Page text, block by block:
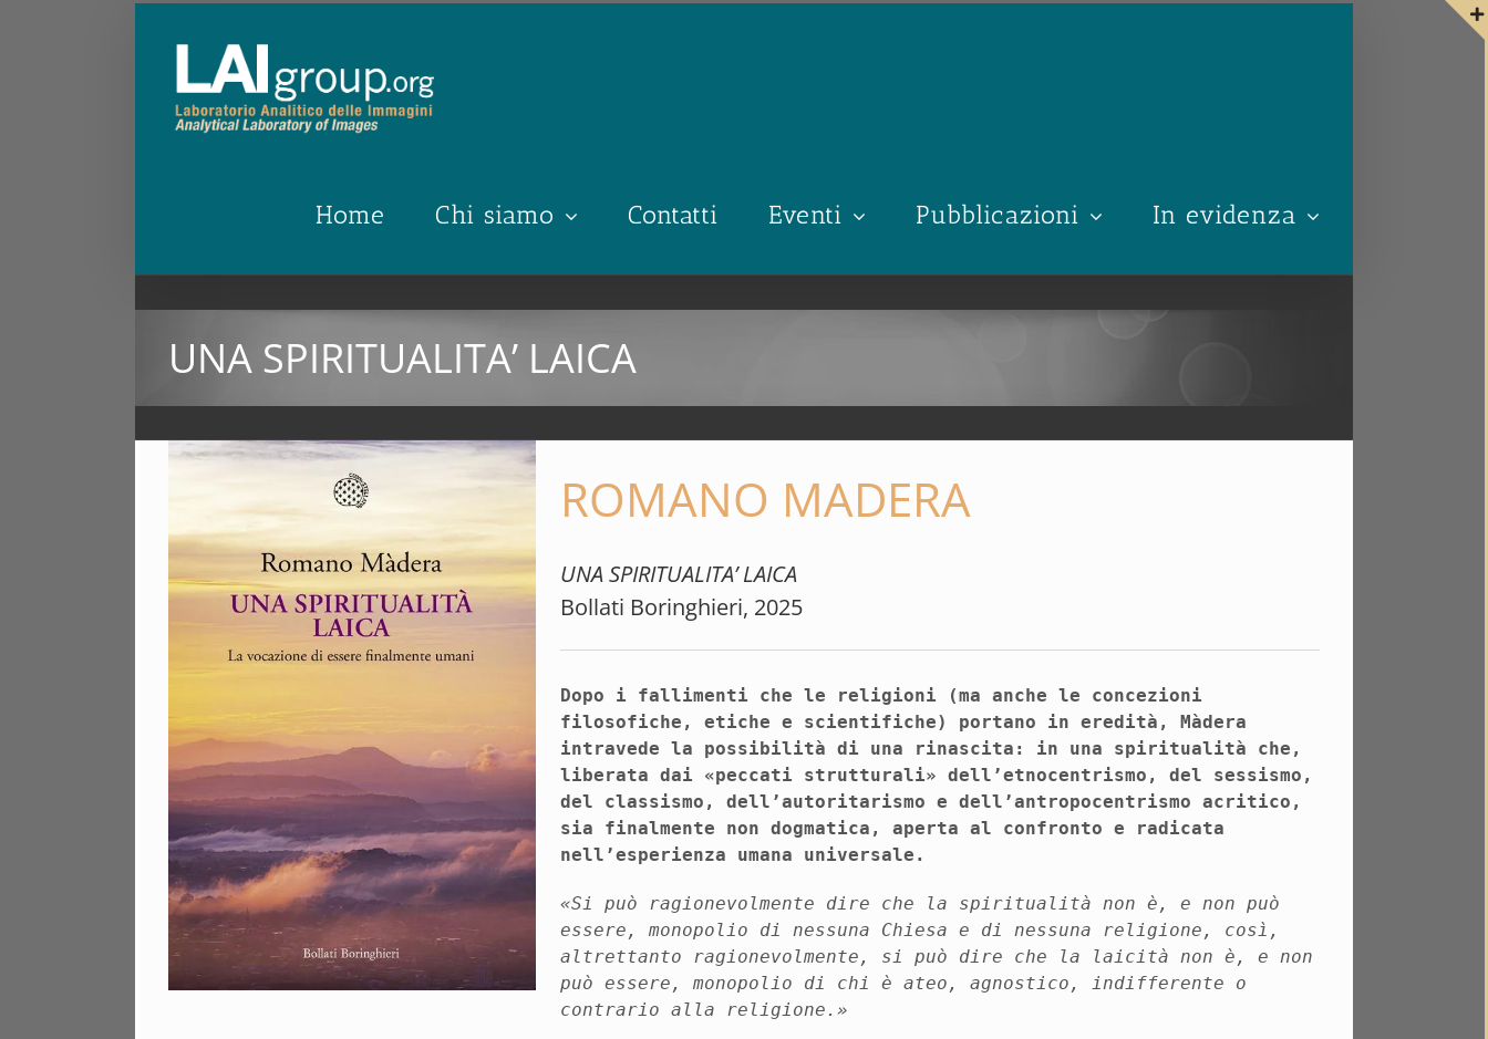
Home Chi siamo Contatti Eventi Pubblicazioni In evidenza
UNA SPIRITUALITA’ LAICA
ROMANO MADERA
UNA SPIRITUALITA’ LAICA
Bollati Boringhieri, 2025
Dopo i fallimenti che le religioni (ma anche le concezioni
filosofiche, etiche e scientifiche) portano in eredità, Màdera
intravede la possibilità di una rinascita: in una spiritualità che,
liberata dai «peccati strutturali» dell’etnocentrismo, del sessismo,
del classismo, dell’autoritarismo e dell’antropocentrismo acritico,
sia finalmente non dogmatica, aperta al confronto e radicata
nell’esperienza umana universale.
«Si può ragionevolmente dire che la spiritualità non è, e non può
essere, monopolio di nessuna Chiesa e di nessuna religione, così,
altrettanto ragionevolmente, si può dire che la laicità non è, e non
può essere, monopolio di chi è ateo, agnostico, indifferente o
contrario alla religione.»